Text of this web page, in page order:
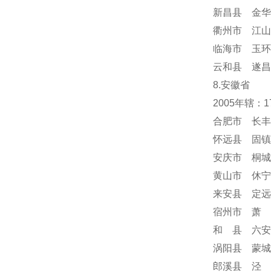
新昌县 金
衢州市 江
临海市 玉
云和县 遂
8.安徽省
2005年辖：
合肥市 长
怀远县 固
安庆市 桐
黄山市 休
来安县 定
宿州市 萧
和 县 六
涡阳县 蒙
郎溪县 泾